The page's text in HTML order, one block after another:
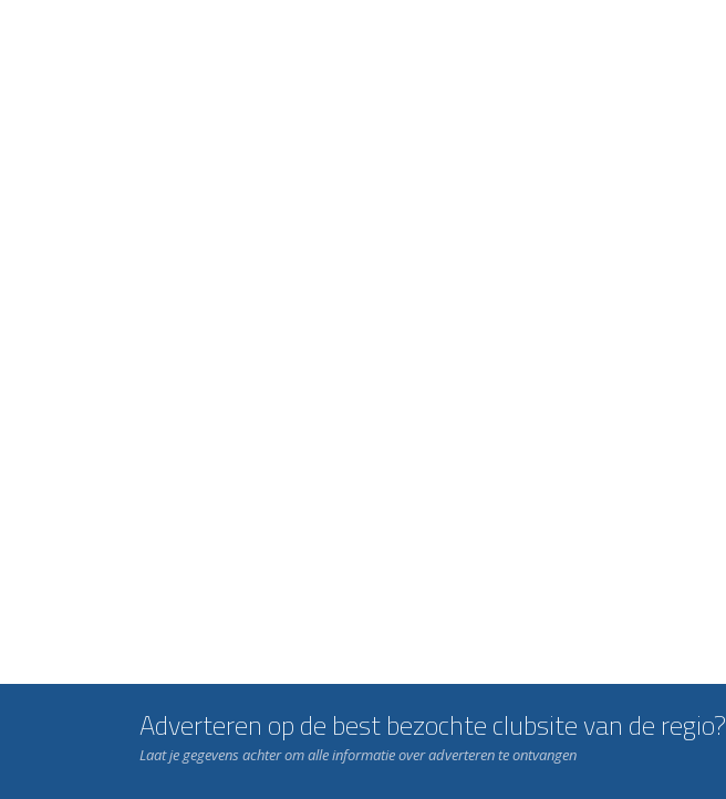
Adverteren op de best bezochte clubsite van de regio?
Laat je gegevens achter om alle informatie over adverteren te ontvangen